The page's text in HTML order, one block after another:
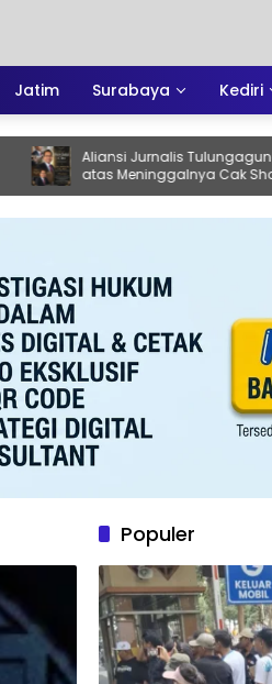
Jatim Surabaya Kediri
Aliansi Jurnalis Tulungagung
atas Meninggalnya Cak Sholeh, Catur
Santoso: “Beliau Pejuang Keadilan
Populer